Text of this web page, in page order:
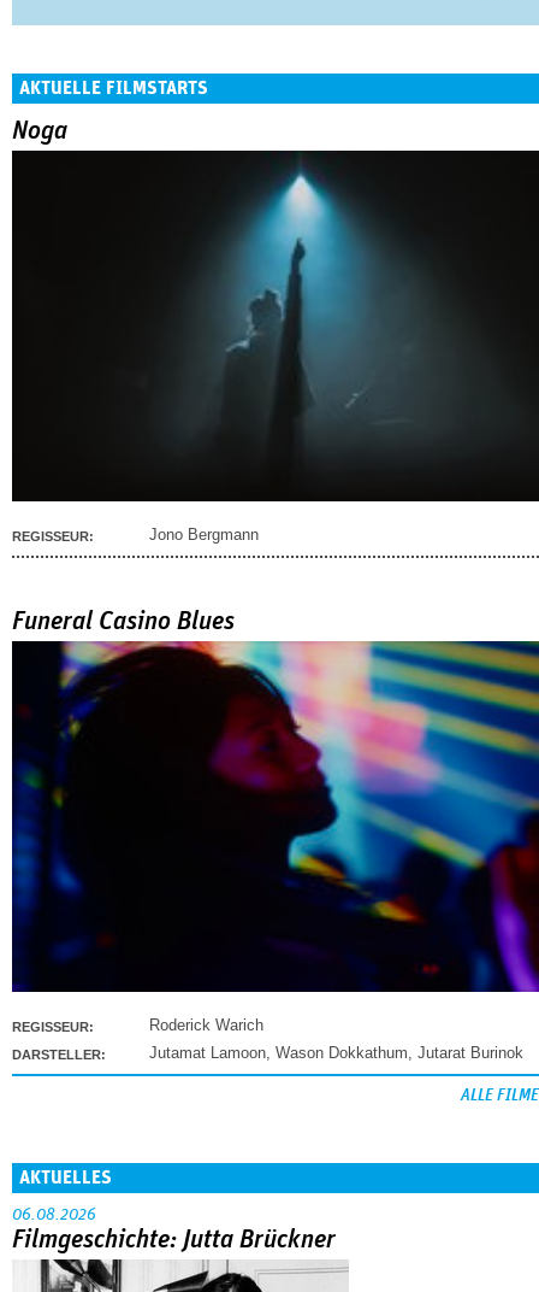
AKTUELLE FILMSTARTS
Noga
REGISSEUR: Jono Bergmann
Funeral Casino Blues
REGISSEUR: Roderick Warich
DARSTELLER: Jutamat Lamoon, Wason Dokkathum, Jutarat Burinok
ALLE FILME
AKTUELLES
06.08.2026
Filmgeschichte: Jutta Brückner